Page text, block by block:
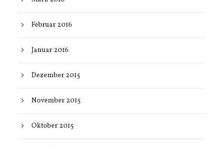
Februar 2016
Januar 2016
Dezember 2015
November 2015
Oktober 2015